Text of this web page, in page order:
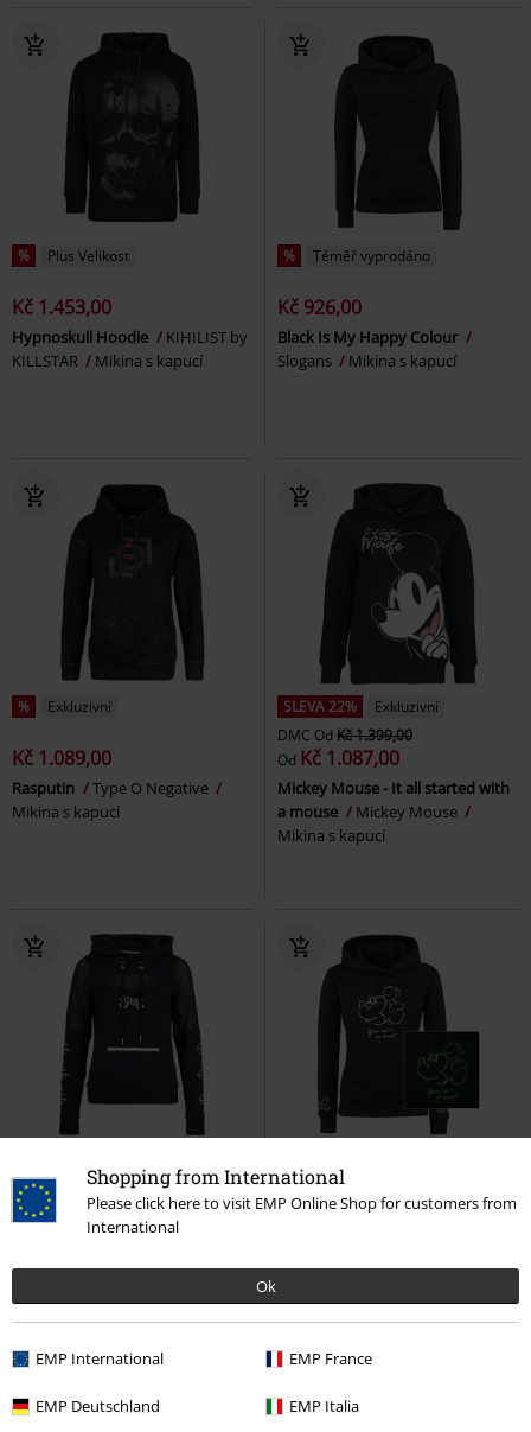
Shopping from International
Please click here to visit EMP Online Shop for customers from
International
Ok
EMP International EMP France
EMP Deutschland EMP Italia
% Plus Velikost
Kč 1.453,00
Hypnoskull Hoodie
KIHILIST by
KILLSTAR
Mikina s kapucí
% Téměř vyprodáno
Kč 926,00
Black Is My Happy Colour
Slogans
Mikina s kapucí
% Exkluzivní
Kč 1.089,00
Rasputin
Type O Negative
Mikina s kapucí
SLEVA 22%
Exkluzivní
DMC Od Kč 1.399,00
Od Kč 1.087,00
Mickey Mouse - It all started with
a mouse
Mickey Mouse
Mikina s kapucí
DMCKč 1.899,00
Kč 1.359,00
EMP Signature Collection
Kč 1.629,00